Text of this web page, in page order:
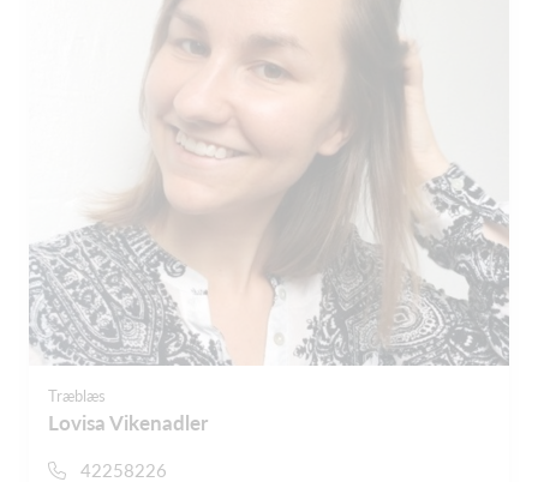
Træblæs
Lovisa Vikenadler
42258226